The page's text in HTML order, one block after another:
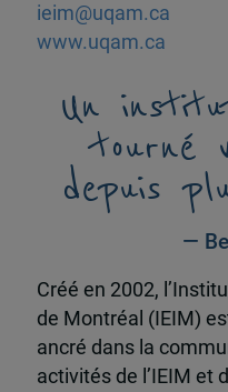
ieim@uqam.ca
www.uqam.ca
Un
tourné
depuis
—
Créé en 2002,
de Montréal (IEIM)
ancré dans la
activités de l’IEIM et